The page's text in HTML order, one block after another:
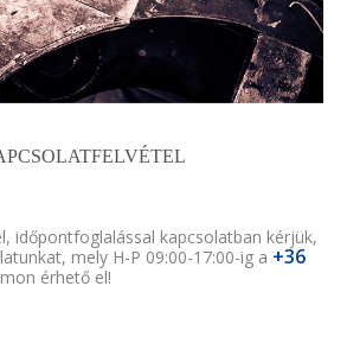
időpontfoglalással kapcsolatban kérjük,
mely H-P 09:00-17:00-ig a +36
érhető el!